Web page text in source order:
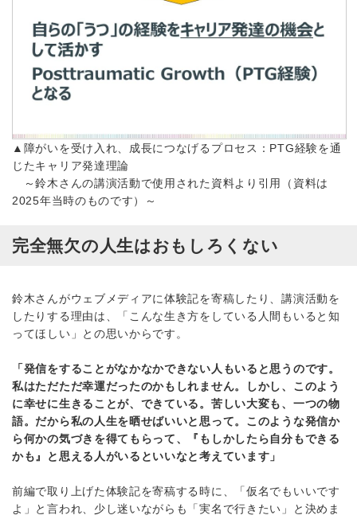
▲障がいを受け入れ、成長につなげるプロセス：PTG経験を通
じたキャリア発達理論
～鈴木さんの講演活動で使用された資料より引用（資料は
2025年当時のものです）～
完全無欠の人生はおもしろくない
鈴木さんがウェブメディアに体験記を寄稿したり、講演活動を
したりする理由は、「こんな生き方をしている人間もいると知
ってほしい」との思いからです。
「発信をすることがなかなかできない人もいると思うのです。
私はただただ幸運だったのかもしれません。しかし、このよう
に幸せに生きることが、できている。苦しい大変も、一つの物
語。だから私の人生を晒せばいいと思って。このような発信か
ら何かの気づきを得てもらって、『もしかしたら自分もできる
かも』と思える人がいるといいなと考えています」
前編で取り上げた体験記を寄稿する時に、「仮名でもいいです
よ」と言われ、少し迷いながらも「実名で行きたい」と決めま